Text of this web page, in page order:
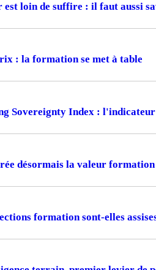
est loin de suffire : il faut aussi
: la formation se met à table
Sovereignty Index :
désormais la valeur
formation sont-elles